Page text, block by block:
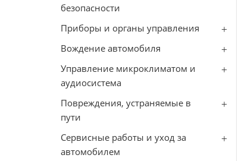
безопасности
Приборы и органы управления
Вождение автомобиля
Управление микроклиматом и
аудиосистема
Повреждения, устраняемые в
пути
Сервисные работы и уход за
автомобилем